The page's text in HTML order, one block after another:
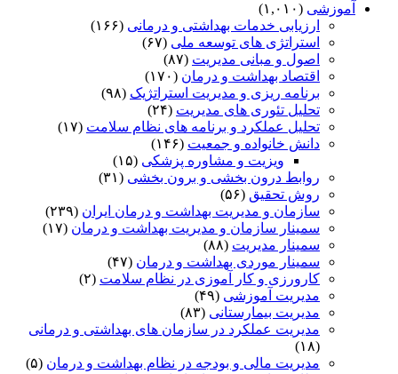
آموزشی (۱,۰۱۰)
ارزیابی خدمات بهداشتی و درمانی (۱۶۶)
استراتژی های توسعه ملی (۶۷)
اصول و مبانی مدیریت (۸۷)
اقتصاد بهداشت و درمان (۱۷۰)
برنامه ریزی و مدیریت استراتژیک (۹۸)
تحلیل تئوری های مدیریت (۲۴)
تحلیل عملکرد و برنامه های نظام سلامت (۱۷)
دانش خانواده و جمعیت (۱۴۶)
ویزیت و مشاوره پزشکی (۱۵)
روابط درون بخشی و برون بخشی (۳۱)
روش تحقیق (۵۶)
سازمان و مدیریت بهداشت و درمان ایران (۲۳۹)
سمینار سازمان و مدیریت بهداشت و درمان (۱۷)
سمینار مدیریت (۸۸)
سمینار موردی بهداشت و درمان (۴۷)
کارورزی و کار آموزی در نظام سلامت (۲)
مدیریت آموزشی (۴۹)
مدیریت بیمارستانی (۸۳)
مدیریت عملکرد در سازمان های بهداشتی و درمانی
(۱۸)
مدیریت مالی و بودجه در نظام بهداشت و درمان (۵)